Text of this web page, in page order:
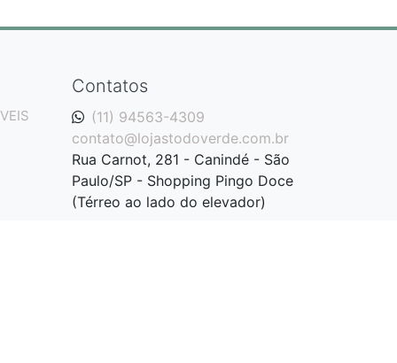
Contatos
(11) 94563-4309
contato@lojastodoverde.com.br
Rua Carnot, 281 - Canindé - São
Paulo/SP - Shopping Pingo Doce
(Térreo ao lado do elevador)